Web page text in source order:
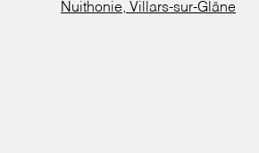
Nuithonie, Villars-sur-Glâne